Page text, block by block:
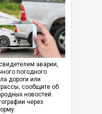
аварии,
погодного
дороги или
сообщите об
новостей.
через